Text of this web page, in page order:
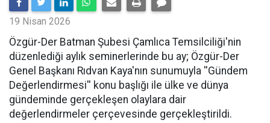
19 Nisan 2026
​Özgür-Der Batman Şubesi Çamlıca Temsilciliği'nin
düzenlediği aylık seminerlerinde bu ay; Özgür-Der
Genel Başkanı Rıdvan Kaya'nın sunumuyla ''Gündem
Değerlendirmesi'' konu başlığı ile ülke ve dünya
gündeminde gerçekleşen olaylara dair
değerlendirmeler çerçevesinde gerçekleştirildi.